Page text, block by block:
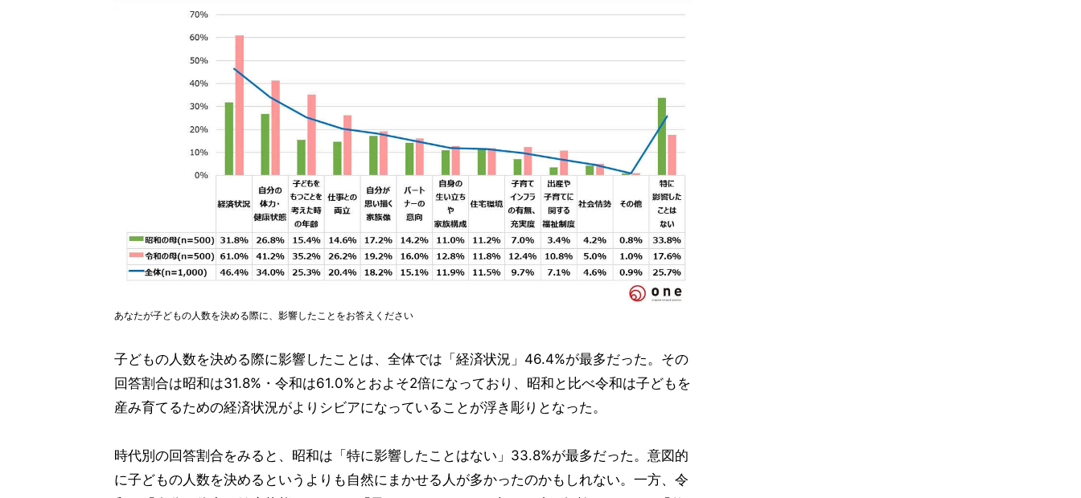
あなたが子どもの人数を決める際に、影響したことをお答えください
子どもの人数を決める際に影響したことは、全体では「経済状況」46.4%が最多だった。その
回答割合は昭和は31.8%・令和は61.0%とおよそ2倍になっており、昭和と比べ令和は子どもを
産み育てるための経済状況がよりシビアになっていることが浮き彫りとなった。
時代別の回答割合をみると、昭和は「特に影響したことはない」33.8%が最多だった。意図的
に子どもの人数を決めるというよりも自然にまかせる人が多かったのかもしれない。一方、令